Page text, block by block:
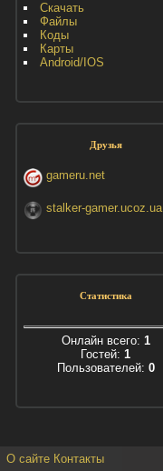
Скачать
Файлы
Коды
Карты
Android/IOS
Друзья
gameru.net
stalker-gamer.ucoz.ua
Статистика
Онлайн всего: 1
Гостей: 1
Пользователей: 0
О сайте Контакты